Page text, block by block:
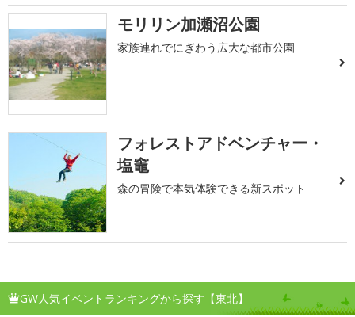
モリリン加瀬沼公園
家族連れでにぎわう広大な都市公園
フォレストアドベンチャー・
塩竈
森の冒険で本気体験できる新スポット
GW人気イベントランキングから探す【東北】